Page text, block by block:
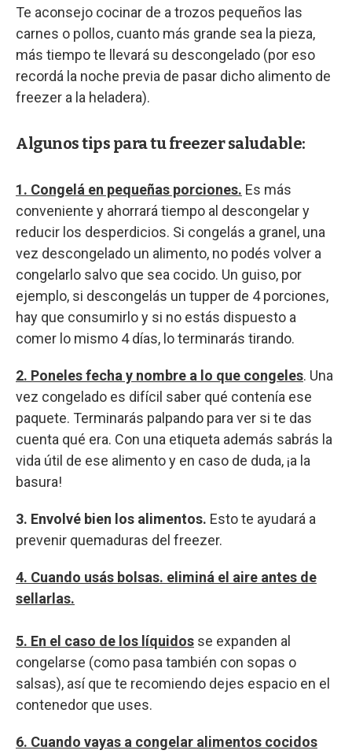
Te aconsejo cocinar de a trozos pequeños las
carnes o pollos, cuanto más grande sea la pieza,
más tiempo te llevará su descongelado (por eso
recordá la noche previa de pasar dicho alimento de
freezer a la heladera).
Algunos tips para tu freezer saludable:
1. Congelá en pequeñas porciones. Es más
conveniente y ahorrará tiempo al descongelar y
reducir los desperdicios. Si congelás a granel, una
vez descongelado un alimento, no podés volver a
congelarlo salvo que sea cocido. Un guiso, por
ejemplo, si descongelás un tupper de 4 porciones,
hay que consumirlo y si no estás dispuesto a
comer lo mismo 4 días, lo terminarás tirando.
2. Poneles fecha y nombre a lo que congeles. Una
vez congelado es difícil saber qué contenía ese
paquete. Terminarás palpando para ver si te das
cuenta qué era. Con una etiqueta además sabrás la
vida útil de ese alimento y en caso de duda, ¡a la
basura!
3. Envolvé bien los alimentos. Esto te ayudará a
prevenir quemaduras del freezer.
4. Cuando usás bolsas. eliminá el aire antes de
sellarlas.
5. En el caso de los líquidos se expanden al
congelarse (como pasa también con sopas o
salsas), así que te recomiendo dejes espacio en el
contenedor que uses.
6. Cuando vayas a congelar alimentos cocidos